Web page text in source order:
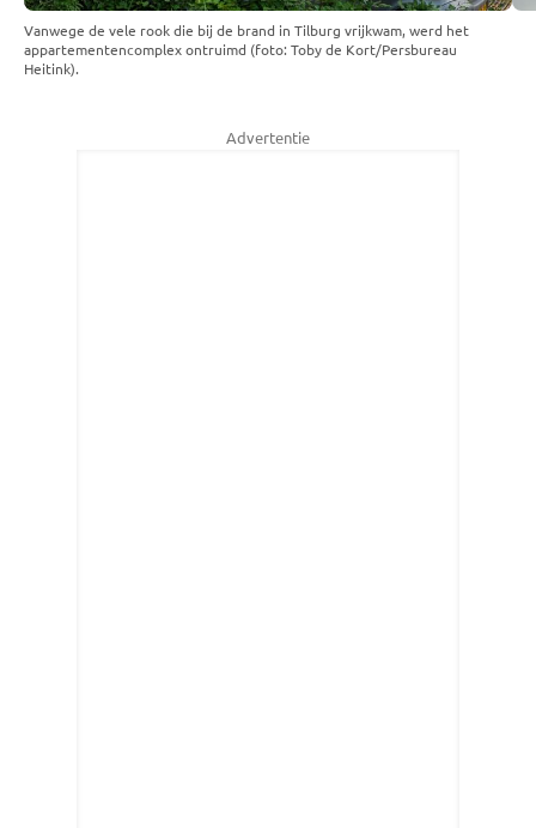
Vanwege de vele rook die bij de brand in Tilburg vrijkwam, werd het
appartementencomplex ontruimd (foto: Toby de Kort/Persbureau
Heitink).
Advertentie